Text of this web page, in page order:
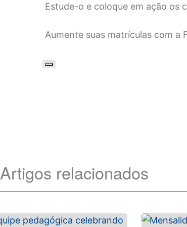
Estude-o e coloque em ação os
Aumente suas matrículas com a
Artigos relacionados